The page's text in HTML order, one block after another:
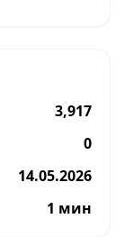
3,917
0
14.05.2026
1 мин